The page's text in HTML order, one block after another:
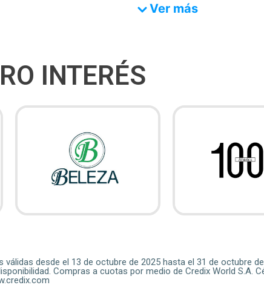
Ver más
INTERÉS
desde el 13 de octubre de 2025 hasta el 31 de octubre
Compras a cuotas por medio de Credix World S.A.